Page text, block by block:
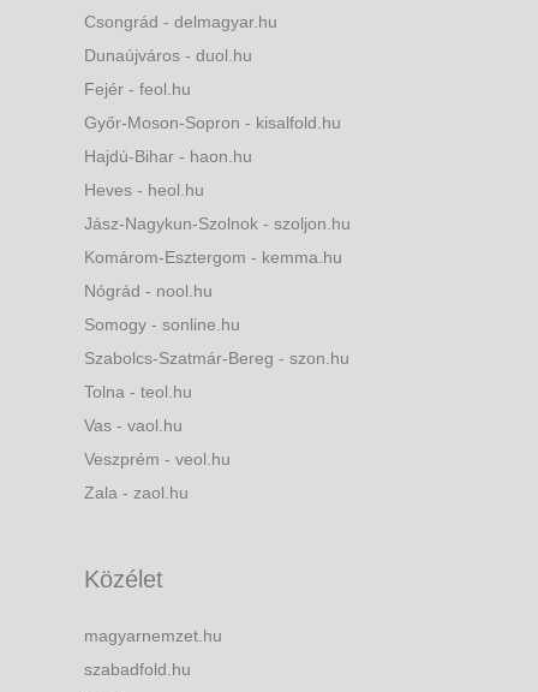
Csongrád - delmagyar.hu
Dunaújváros - duol.hu
Fejér - feol.hu
Győr-Moson-Sopron - kisalfold.hu
Hajdú-Bihar - haon.hu
Heves - heol.hu
Jász-Nagykun-Szolnok - szoljon.hu
Komárom-Esztergom - kemma.hu
Nógrád - nool.hu
Somogy - sonline.hu
Szabolcs-Szatmár-Bereg - szon.hu
Tolna - teol.hu
Vas - vaol.hu
Veszprém - veol.hu
Zala - zaol.hu
Közélet
magyarnemzet.hu
szabadfold.hu